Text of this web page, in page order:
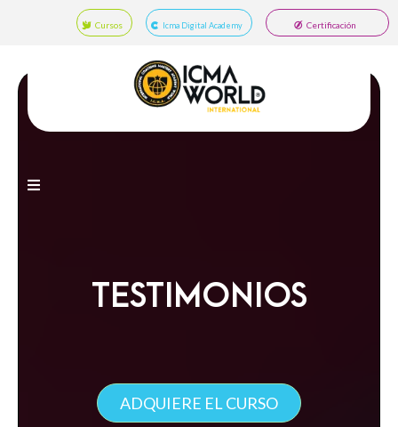
Cursos Icma Digital Academy Certificación
TESTIMONIOS
ADQUIERE EL CURSO